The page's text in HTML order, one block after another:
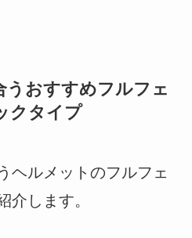
うおすすめフルフェ
クタイプ
ヘルメットのフルフェ
介します。